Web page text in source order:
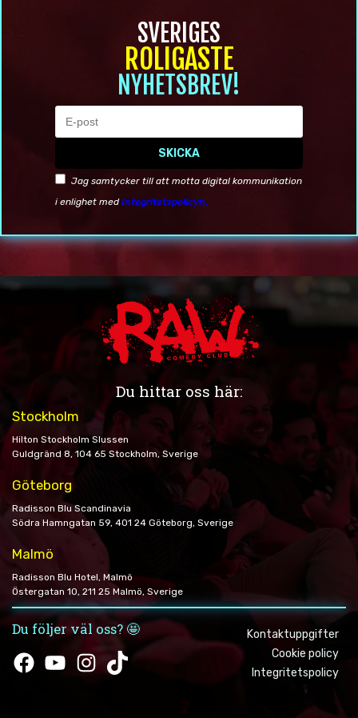
SVERIGES
ROLIGASTE
NYHETSBREV!
SKICKA
Jag samtycker till att motta digital kommunikation
i enlighet medIntegritetspolicyn.
Du hittar oss här:
Stockholm
Hilton Stockholm Slussen
Guldgränd 8, 104 65 Stockholm, Sverige
Göteborg
Radisson Blu Scandinavia
Södra Hamngatan 59, 401 24 Göteborg, Sverige
Malmö
Radisson Blu Hotel, Malmö
Östergatan 10, 211 25 Malmö, Sverige
Du följer väl oss? 🤩
FacebookYouTubeInstagram
Kontaktuppgifter
Cookie policy
Integritetspolicy